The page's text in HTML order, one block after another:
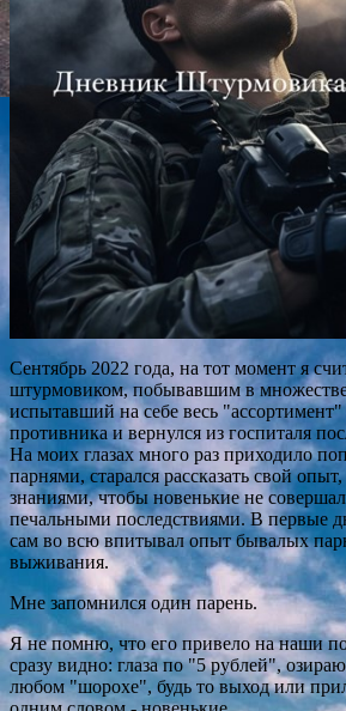
Сентябрь 2022 года, на тот момент я
штурмовиком, побывавшим в
испытавший на себе весь "ассортимент"
противника и вернулся из госпиталя
На моих глазах много раз приходило
парнями, старался рассказать свой
знаниями, чтобы новенькие не
печальными последствиями. В первые
сам во всю впитывал опыт бывалых
выживания.
Мне запомнился один парень.
Я не помню, что его привело на наши
сразу видно: глаза по "5 рублей",
любом "шорохе", будь то выход или